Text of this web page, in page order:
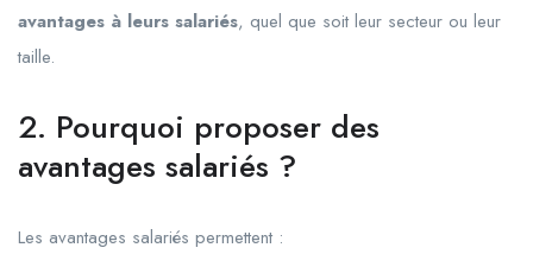
avantages à leurs salariés, quel que soit leur secteur ou leur
taille.
2. Pourquoi proposer des
avantages salariés ?
Les avantages salariés permettent :